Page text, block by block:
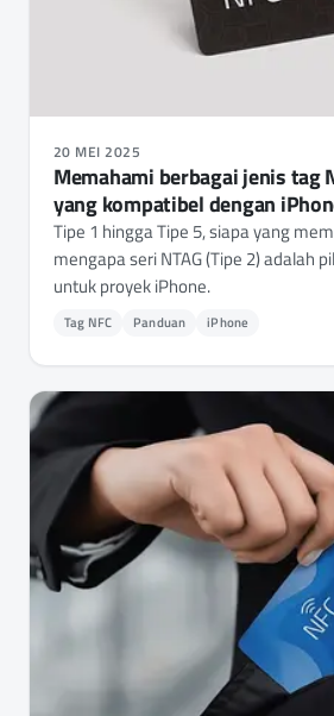
20 MEI 2025
Memahami berbagai jenis tag
yang kompatibel dengan
Tipe 1 hingga Tipe 5, siapa yang
mengapa seri NTAG (Tipe 2) adalah
untuk proyek iPhone.
Tag NFC Panduan iPhone